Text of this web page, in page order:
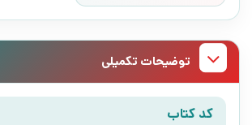
توضیحات تکمیلی
کد کتاب